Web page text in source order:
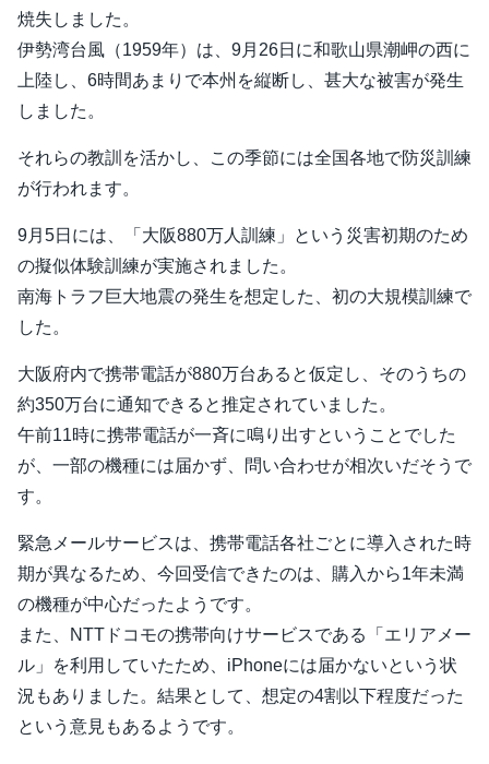
焼失しました。
伊勢湾台風（1959年）は、9月26日に和歌山県潮岬の西に
上陸し、6時間あまりで本州を縦断し、甚大な被害が発生
しました。
それらの教訓を活かし、この季節には全国各地で防災訓練
が行われます。
9月5日には、「大阪880万人訓練」という災害初期のため
の擬似体験訓練が実施されました。
南海トラフ巨大地震の発生を想定した、初の大規模訓練で
した。
大阪府内で携帯電話が880万台あると仮定し、そのうちの
約350万台に通知できると推定されていました。
午前11時に携帯電話が一斉に鳴り出すということでした
が、一部の機種には届かず、問い合わせが相次いだそうで
す。
緊急メールサービスは、携帯電話各社ごとに導入された時
期が異なるため、今回受信できたのは、購入から1年未満
の機種が中心だったようです。
また、NTTドコモの携帯向けサービスである「エリアメー
ル」を利用していたため、iPhoneには届かないという状
況もありました。結果として、想定の4割以下程度だった
という意見もあるようです。